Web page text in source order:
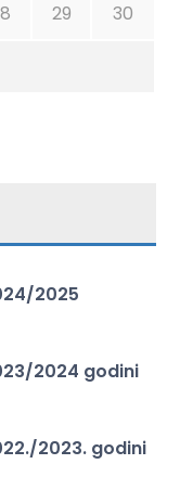
29 30
2025
2024 godini
2023. godini